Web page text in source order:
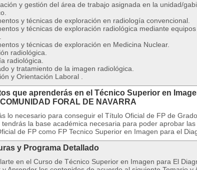
y gestión del área de trabajo asignada en la unidad/
y técnicas de exploración en radiología convencional.
y técnicas de exploración radiológica mediante
y técnicas de exploración en Medicina Nuclear.
radiológica.
radiológica.
y tratamiento de la imagen radiológica.
y Orientación Laboral .
que aprenderás en el Técnico Superior en
FORAL DE NAVARRA
lo necesario para conseguir el Título Oficial de FP de
tendrás la base académica necesaria para poder aprobar
de FP como FP Tecnico Superior en Imagen para el
y Programa Detallado
en el Curso de Técnico Superior en Imagen para El